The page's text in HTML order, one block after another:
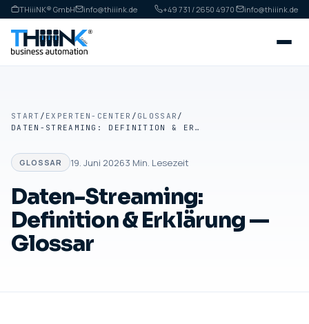
THiiiNK® GmbH info@thiiink.de +49 731 / 2650 4970· info@thiiink.de
START / EXPERTEN-CENTER / GLOSSAR /
DATEN-STREAMING: DEFINITION & ERKLÄRUNG — GLOSSAR
GLOSSAR 19. Juni 20263 Min. Lesezeit
Daten-Streaming:
Definition & Erklärung —
Glossar